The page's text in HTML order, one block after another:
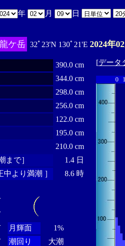
年 月 日
ケ岳 32ﾟ23'N 130ﾟ21'E 2024年
390.0 cm
344.0 cm
298.0 cm
256.0 cm
122.0 cm
195.0 cm
210.0 cm
まで］
1.4 日
より満潮 ］
8.6 時
月輝面
1%
潮回り
大潮
[データ
0